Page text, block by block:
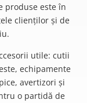
produse este în
clienților și de
utile: cutii
echipamente
avertizori și
o partidă de